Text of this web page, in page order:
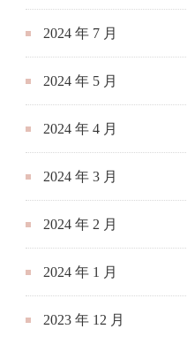
2024 年 7 月
2024 年 5 月
2024 年 4 月
2024 年 3 月
2024 年 2 月
2024 年 1 月
2023 年 12 月